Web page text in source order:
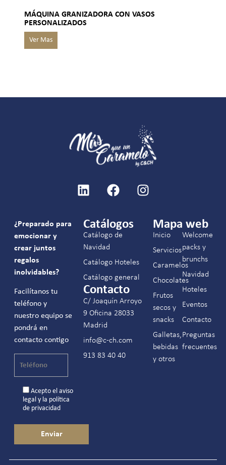
MÁQUINA GRANIZADORA CON VASOS
PERSONALIZADOS
¿Preparado para
emocionar y
crear juntos
regalos
inolvidables?
Facilítanos tu
teléfono y
nuestro equipo se
pondrá en
contacto contigo
Acepto el aviso
legaly la política
de privacidad
Catálogos
Catálogo de
Navidad
Catálogo Hoteles
Catálogo general
Contacto
C/ Joaquín Arroyo
9 Oficina 28033
Madrid
info@c-ch.com
913 83 40 40
Mapa web
Inicio
Servicios
Caramelos
Chocolates
Frutos
secos y
snacks
Galletas,
bebidas
y otros
Welcome
packs y
brunchs
Navidad
Hoteles
Eventos
Contacto
Preguntas
frecuentes